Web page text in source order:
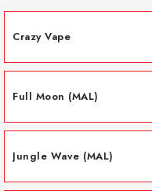
NIKOTINOVÉ SÁČKY
ATOMIZÉRY A CARTRIDGE
BATERIE A NABÍJEČKY
Crazy Vape
Full Moon (MAL)
Jungle Wave (MAL)